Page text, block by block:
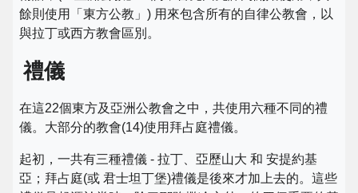
餘則使用「東方公教」) 用來包含所有的自律公教會，以
與拉丁或西方教會區別。
禮儀
在這22個東方及亞洲公教會之中，共使用六種不同的禮
儀。大部分的教會(14)使用拜占庭禮儀。
起初，一共有三種禮儀 - 拉丁、亞歷山大 和 安提約基
亞；拜占庭(或 君士坦丁堡)禮儀是後來才加上去的。這些